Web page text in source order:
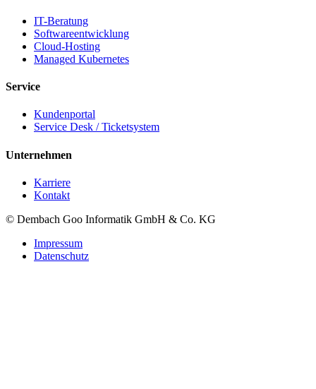
IT-Beratung
Softwareentwicklung
Cloud-Hosting
Managed Kubernetes
Service
Kundenportal
Service Desk / Ticketsystem
Unternehmen
Karriere
Kontakt
© Dembach Goo Informatik GmbH & Co. KG
Impressum
Datenschutz